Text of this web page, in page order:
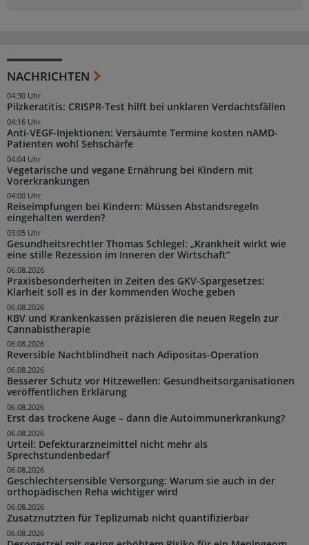
NACHRICHTEN
Pilzkeratitis: CRISPR-Test hilft bei unklaren Verdachtsfällen
04:30 Uhr
Anti-VEGF-Injektionen: Versäumte Termine kosten nAMD-
Patienten wohl Sehschärfe
04:16 Uhr
Vegetarische und vegane Ernährung bei Kindern mit
Vorerkrankungen
04:04 Uhr
Reiseimpfungen bei Kindern: Müssen Abstandsregeln
eingehalten werden?
04:00 Uhr
Gesundheitsrechtler Thomas Schlegel: „Krankheit wirkt wie
eine stille Rezession im Inneren der Wirtschaft“
03:05 Uhr
Praxisbesonderheiten in Zeiten des GKV-Spargesetzes:
Klarheit soll es in der kommenden Woche geben
06.08.2026
KBV und Krankenkassen präzisieren die neuen Regeln zur
Cannabistherapie
06.08.2026
Reversible Nachtblindheit nach Adipositas-Operation
06.08.2026
Besserer Schutz vor Hitzewellen: Gesundheitsorganisationen
veröffentlichen Erklärung
06.08.2026
Erst das trockene Auge – dann die Autoimmunerkrankung?
06.08.2026
Urteil: Defekturarzneimittel nicht mehr als
Sprechstundenbedarf
06.08.2026
Geschlechtersensible Versorgung: Warum sie auch in der
orthopädischen Reha wichtiger wird
06.08.2026
Zusatznutzten für Teplizumab nicht quantifizierbar
06.08.2026
06.08.2026